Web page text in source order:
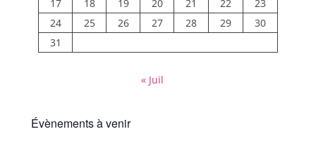
17
18 19 20 21 22
23
24
25 26 27 28 29
30
31
« Juil
Évènements à venir